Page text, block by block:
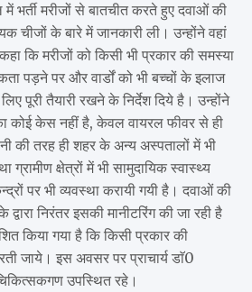
भर्ती मरीजों से बातचीत करते हुए दवाओं की
चीजों के बारे में जानकारी ली। उन्होंने वहां
कि मरीजों को किसी भी प्रकार की समस्या
पड़ने पर और वार्डों को भी बच्चों के इलाज
पूरी तैयारी रखने के निर्देश दिये है। उन्होंने
कोई केस नहीं है, केवल वायरल फीवर से ही
की तरह ही शहर के अन्य अस्पतालों में भी
ग्रामीण क्षेत्रों में भी सामुदायिक स्वास्थ्य
पर भी व्यवस्था करायी गयी है। दवाओं की
निरंतर इसकी मानीटरिंग की जा रही है
किया गया है कि किसी प्रकार की
जाये। इस अवसर पर प्राचार्य डाॅ0
उपस्थित रहे।